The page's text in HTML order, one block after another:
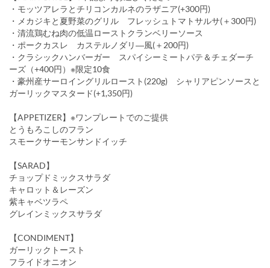
・モッツアレラとチリコンカルネのラザニア(+300円)
・メカジキと夏野菜のグリル フレッシュトマトサルサ(＋300円)
・清流鶏むね肉の低温ローストクランベリーソース
・ポークカスレ カステルノダリ―風(＋200円)
・クラシックハンバーガー スパイシーミートパテ＆チェダーチ
ーズ（+400円）※限定10食
・豪州産サーロイングリルロースト(220g) シャリアピンソースと
ガーリックマスタード(+1,350円)
【APPETIZER】※ワンプレートでのご提供
とうもろこしのフラン
スモークサーモンサンドイッチ
【SARAD】
チョップドミックスサラダ
キャロット＆レーズン
紫キャベツラペ
グレインミックスサラダ
【CONDIMENT】
ガーリックトースト
フライドオニオン